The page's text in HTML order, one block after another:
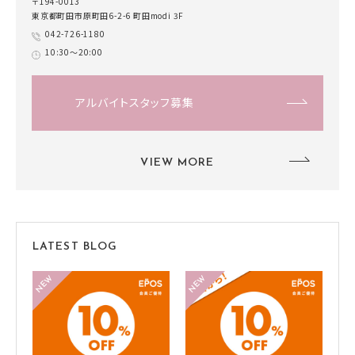
東京都町田市原町田6-2-6 町田modi 3F
042-726-1180
10:30～20:00
アルバイトスタッフ募集
VIEW MORE
LATEST BLOG